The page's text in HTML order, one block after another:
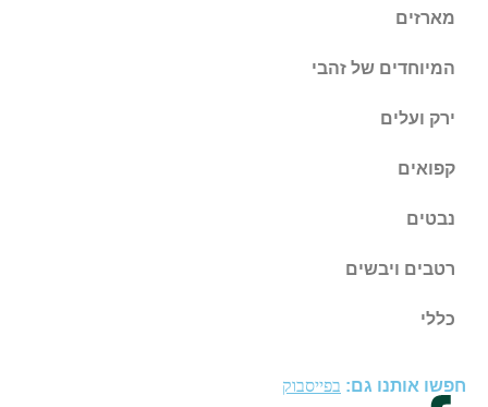
מארזים
המיוחדים של זהבי
ירק ועלים
קפואים
נבטים
רטבים ויבשים
כללי
חפשו אותנו גם: בפייסבוק